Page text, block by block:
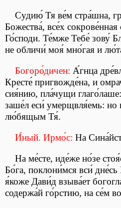
Судию́ Тя ве́м стра́шна,
Божества́, все́х
Го́споди. Те́мже Тебе́ зову́
не обличи́ моя́ мно́гая и
Богоро́дичен: А́гнца
Кресте́ пригвожде́на, и
сия́нию, пла́чущи
заше́л еси́ умерщвля́емь: но
лю́бящым Тя́.
И́ный. Ирмо́с: На
На ме́сте, иде́же но́зе
Бо́га, поклони́мся вси́ дне́сь
я́коже Дави́д взыва́ет
содержа́й го́рстию, на се́м